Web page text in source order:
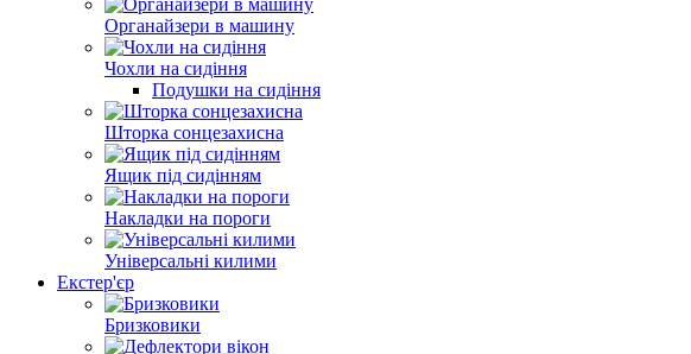
Органайзери в машину
Чохли на сидіння
Подушки на сидіння
Шторка сонцезахисна
Ящик під сидінням
Накладки на пороги
Універсальні килими
Екстер'єр
Бризковики